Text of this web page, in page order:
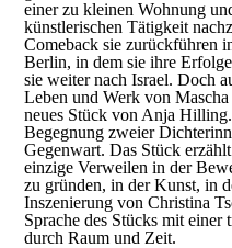
einer zu kleinen Wohnung
künstlerischen Tätigkeit
Comeback sie zurückführen
Berlin, in dem sie ihre
sie weiter nach Israel. Doch
Leben und Werk von
neues Stück von Anja
Begegnung zweier
Gegenwart. Das Stück
einzige Verweilen in der
zu gründen, in der Kunst, in
Inszenierung von Christina
Sprache des Stücks mit
durch Raum und Zeit.